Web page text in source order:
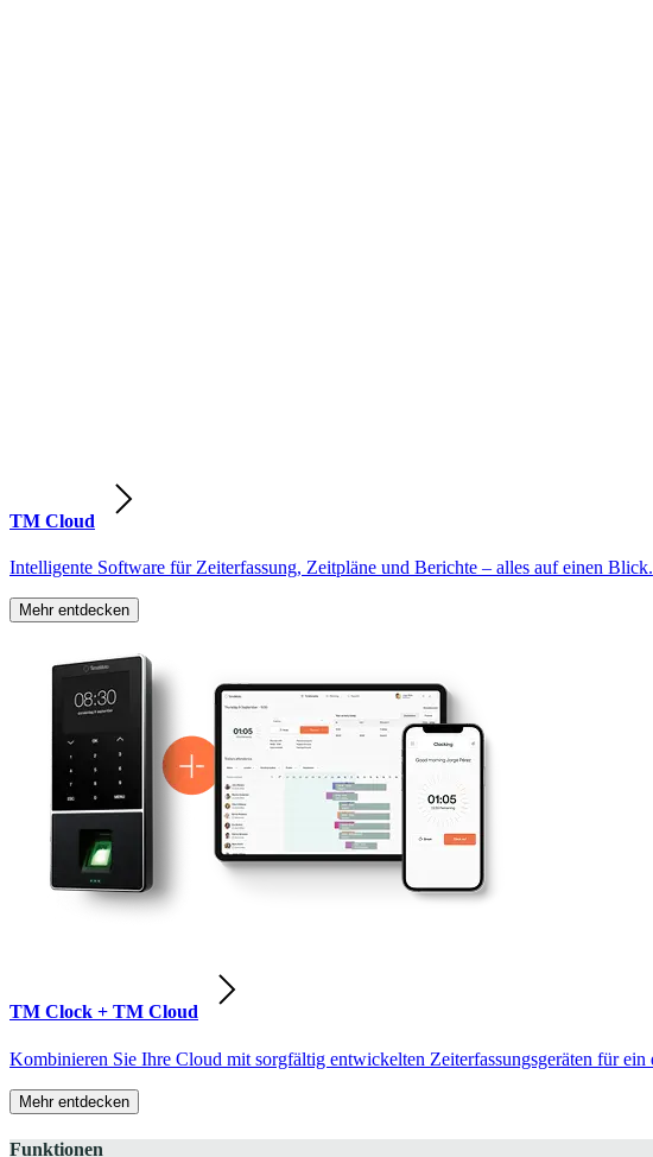
TM Cloud
Intelligente Software für Zeiterfassung, Zeitpläne und Berichte – alles auf einen Blick.
Mehr entdecken
TM Clock + TM Cloud
Kombinieren Sie Ihre Cloud mit sorgfältig entwickelten Zeiterfassungsgeräten für
Mehr entdecken
Funktionen